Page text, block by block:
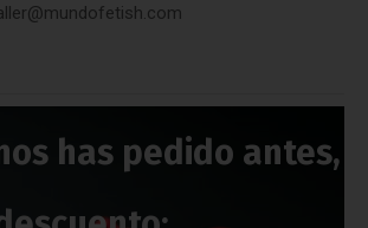
has pedido antes,